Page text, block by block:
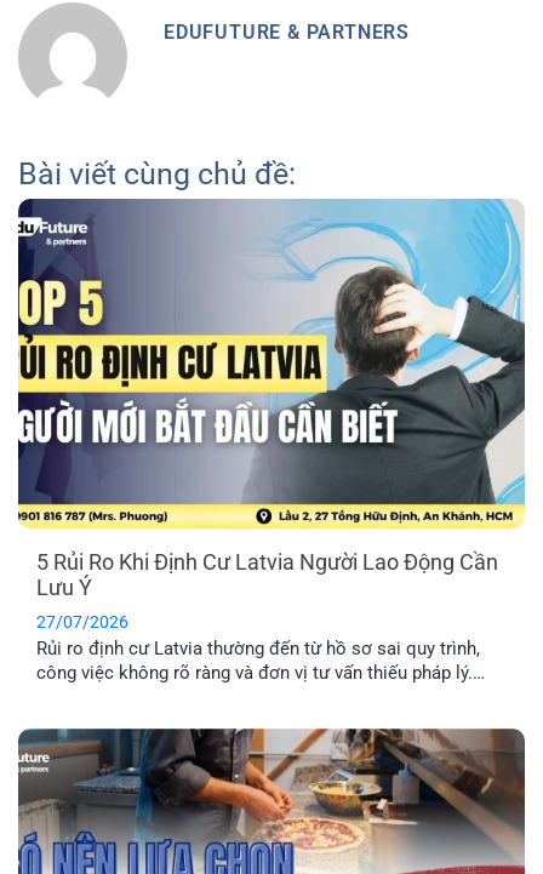
EDUFUTURE & PARTNERS
Bài viết cùng chủ đề:
5 Rủi Ro Khi Định Cư Latvia Người Lao Động Cần
Lưu Ý
27/07/2026
Rủi ro định cư Latvia thường đến từ hồ sơ sai quy trình,
công việc không rõ ràng và đơn vị tư vấn thiếu pháp lý.